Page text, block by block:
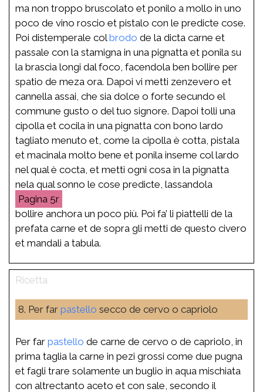
ma non troppo bruscolato et ponilo a mollo in uno
poco de vino roscio et pistalo con le predicte cose.
Poi distemperale colbrodo de la dicta carne et
passale con la stamigna in una pignatta et ponila su
la brascia longi dal foco, facendola ben bollire per
spatio de meza ora. Dapoi vi metti zenzevero et
cannella assai, che sia dolce o forte secundo el
commune gusto o del tuo signore. Dapoi tolli una
cipolla et cocila in una pignatta con bono lardo
tagliato menuto et, come la cipolla è cotta, pistala
et macinala molto bene et ponila inseme col lardo
nel qual è cocta, et metti ogni cosa in la pignatta
nela qual sonno le cose predicte, lassandola
5r
bollire anchora un poco più. Poi fa’ li piattelli de la
prefata carne et de sopra gli metti de questo civero
et mandali a tabula.
8. Per far pastello secco de cervo o capriolo
Per far pastello de carne de cervo o de capriolo, in
prima taglia la carne in pezi grossi come due pugna
et fagli trare solamente un buglio in aqua mischiata
con altrectanto aceto et con sale, secondo il